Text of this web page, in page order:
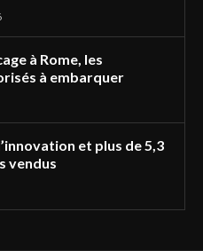
à Rome, les
à embarquer
et plus de 5,3
vendus